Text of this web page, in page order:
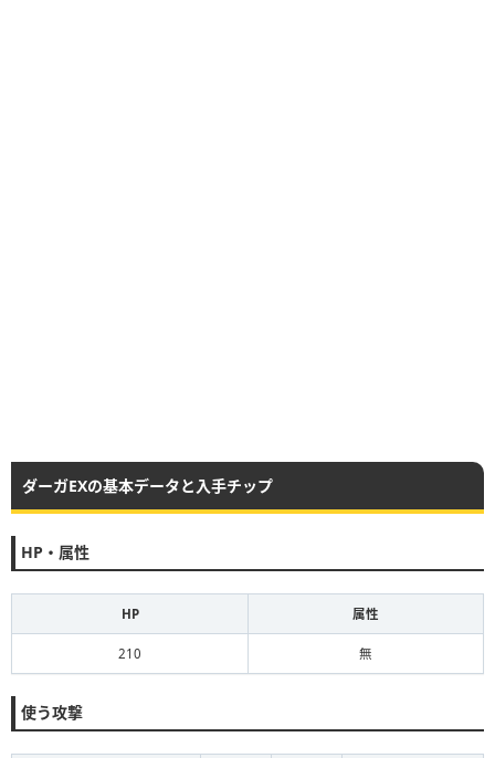
ダーガEXの基本データと入手チップ
HP・属性
HP 属性
210 無
使う攻撃